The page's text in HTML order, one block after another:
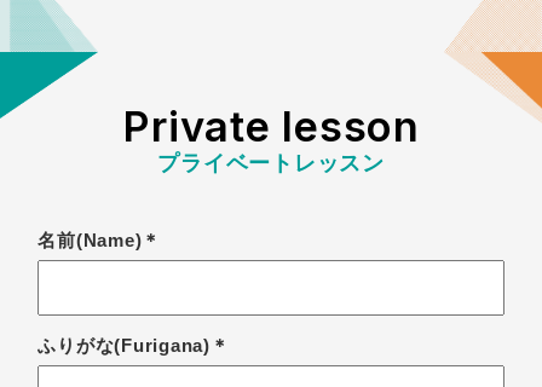
Private lesson
プライベートレッスン
名前(Name)＊
ふりがな(Furigana)＊